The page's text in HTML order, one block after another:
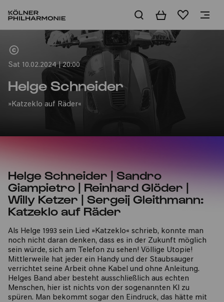
BasketWishlist
Sat 10.02.2024 | 20:00
Helge Schneider
»Katzeklo auf Räder«
Helge Schneider | Sandro
Giampietro | Reinhard Glöder |
Willy Ketzer | Sergeij Gleithmann:
Katzeklo auf Räder
Als Helge 1993 sein Lied »Katzeklo« schrieb, konnte man
noch nicht daran denken, dass es in der Zukunft möglich
sein würde, sich am Telefon zu sehen! Völlige Utopie!
Mittlerweile hat jeder ein Handy und der Staubsauger
verrichtet seine Arbeit ohne Kabel und ohne Anleitung.
Helges Band aber besteht ausschließlich aus echten
Menschen, hier ist nichts von der sogenannten KI zu
spüren. Man bekommt sogar den Eindruck, das hätte mit